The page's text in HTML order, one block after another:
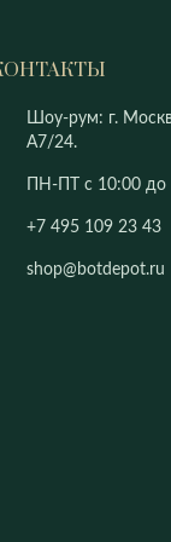
Шоу-рум: г.
А7/24.
ПН-ПТ с 10:00 до
+7 495 109 23 43
shop@botdepot.ru